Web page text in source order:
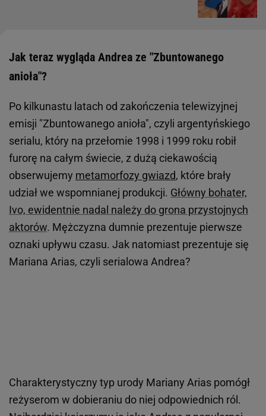
Jak teraz wygląda Andrea ze "Zbuntowanego
anioła"?
Po kilkunastu latach od zakończenia telewizyjnej
emisji "Zbuntowanego anioła", czyli argentyńskiego
serialu, który na przełomie 1998 i 1999 roku robił
furorę na całym świecie, z dużą ciekawością
obserwujemy metamorfozy gwiazd, które brały
udział we wspomnianej produkcji. Główny bohater,
Ivo, ewidentnie nadal należy do grona przystojnych
aktorów. Mężczyzna dumnie prezentuje pierwsze
oznaki upływu czasu. Jak natomiast prezentuje się
Mariana Arias, czyli serialowa Andrea?
Charakterystyczny typ urody Mariany Arias pomógł
reżyserom w dobieraniu do niej odpowiednich ról.